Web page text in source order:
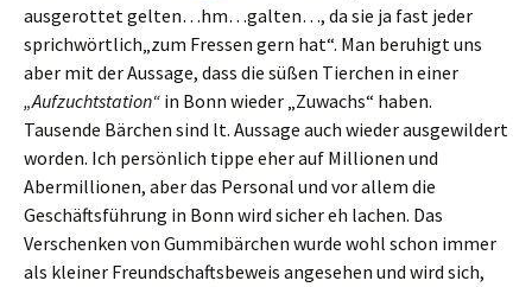
ausgerottet gelten…hm…galten…, da sie ja fast jeder
sprichwörtlich„zum Fressen gern hat“. Man beruhigt uns
aber mit der Aussage, dass die süßen Tierchen in einer
„Aufzuchtstation“ in Bonn wieder „Zuwachs“ haben.
Tausende Bärchen sind lt. Aussage auch wieder ausgewildert
worden. Ich persönlich tippe eher auf Millionen und
Abermillionen, aber das Personal und vor allem die
Geschäftsführung in Bonn wird sicher eh lachen. Das
Verschenken von Gummibärchen wurde wohl schon immer
als kleiner Freundschaftsbeweis angesehen und wird sich,